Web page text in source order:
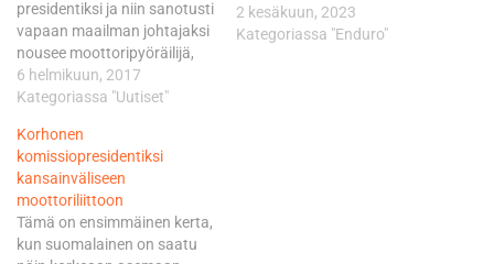
presidentiksi ja niin sanotusti
vapaan maailman johtajaksi
nousee moottoripyöräilijä,
jolla on jopa
moottoripyöräkerhon
varapresidentti Mike Pence
on nimittäin innostunut
vanhoilla päivillään
uudestaan
moottoripyöräilystä.
Indianan osavaltion
6 helmikuun, 2017
Kategoriassa "Uutiset"
2 kesäkuun, 2023
Kategoriassa "Enduro"
Korhonen
komissiopresidentiksi
kansainväliseen
moottoriliittoon
Tämä on ensimmäinen kerta,
kun suomalainen on saatu